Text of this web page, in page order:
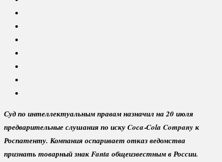
Суд по интеллектуальным правам назначил на 20 июля
предварительные слушания по иску Coca‑Cola Company к
Роспатенту. Компания оспаривает отказ ведомства
признать товарный знак Fanta общеизвестным в России.